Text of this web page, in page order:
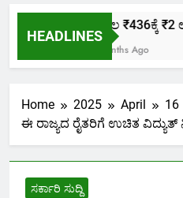
HEADLINES
ಕೇವಲ ₹436ಕ್ಕೆ ₹2
2 Months Ago
Home 2025 April
16
ಈ ರಾಜ್ಯದ ರೈತರಿಗೆ ಉಚಿತ ವಿದ್ಯುತ್
ಸರ್ಕಾರಿ ಸುದ್ದಿ